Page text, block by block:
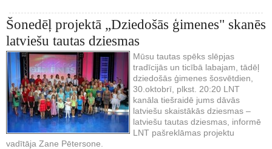
Šonedēļ projektā „Dziedošās ģimenes" skanēs
latviešu tautas dziesmas
Mūsu tautas spēks slēpjas
tradīcijās un ticībā labajam, tādēļ
dziedošās ģimenes šosvētdien,
30.oktobrī, plkst. 20:20 LNT
kanāla tiešraidē jums dāvās
latviešu skaistākās dziesmas –
latviešu tautas dziesmas, informē
LNT pašreklāmas projektu
vadītāja Zane Pētersone.